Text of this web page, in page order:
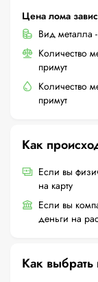
Цена лома
Вид металла
Количество
примут
Количество
примут
Как
Если вы
на карту
Если вы
деньги на
Как выбрать